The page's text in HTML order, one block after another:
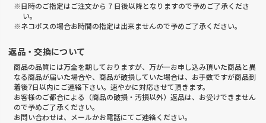
※日時のご指定はご注文から 7 日後以降となりますので予めご了承くださ
い。
※ネコポスの場合お時間の指定は出来ませんので予めご了承ください。
返品・交換について
商品の品質には万全を期しておりますが、万が一お申し込み頂いた商品と異
なる商品が届いた場合や、商品が破損していた場合は、お手数ですが商品到
着後7日以内にご連絡下さい。速やかに対応させて頂きます。
お客様のご都合による（商品の破損・汚損以外）返品は、お受けできません
ので予めご了承ください。
お問い合わせは、メールかお電話にてご連絡ください。